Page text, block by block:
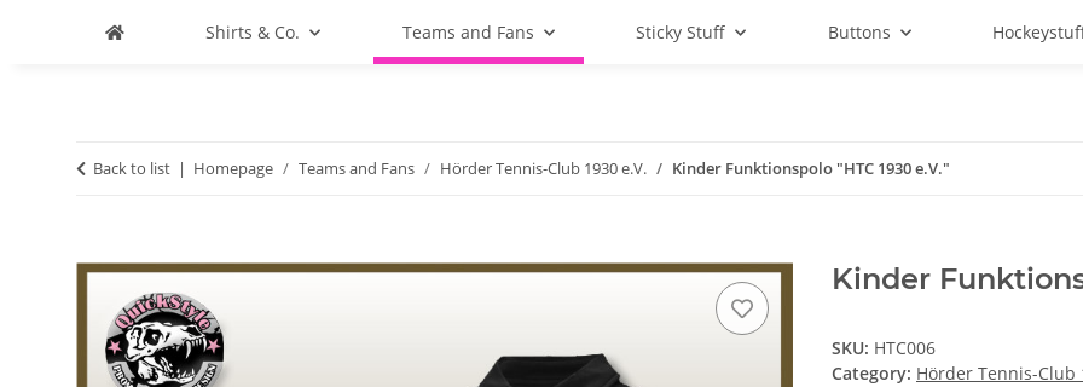
Shirts & Co. Teams and Fans Sticky Stuff Buttons
Back to list Homepage Teams and Fans Hörder Tennis-Club 1930 e.V. Kinder Funktionspolo "HTC 1930 e.V."
Kinder
SKU: HTC006
Category: Hörder Tennis-Club